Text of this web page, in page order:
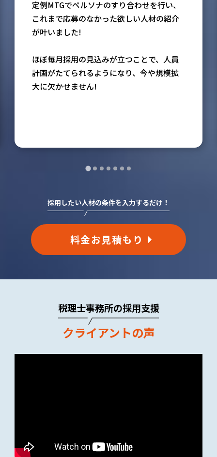
定例MTGでペルソナのすり合わせを行い、
これまで応募のなかった欲しい人材の紹介
が叶いました!
ほぼ毎月採用の見込みが立つことで、人員
計画がたてられるようになり、今や規模拡
大に欠かせません!
採用したい人材の条件を入力するだけ！
料金お見積もり
税理士事務所の採用支援
クライアントの声